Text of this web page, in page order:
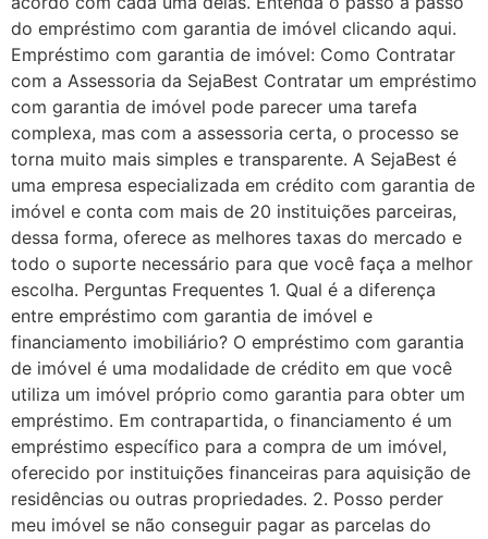
do empréstimo com garantia de imóvel clicando aqui.
Empréstimo com garantia de imóvel: Como Contratar
com a Assessoria da SejaBest Contratar um empréstimo
com garantia de imóvel pode parecer uma tarefa
complexa, mas com a assessoria certa, o processo se
torna muito mais simples e transparente. A SejaBest é
uma empresa especializada em crédito com garantia de
imóvel e conta com mais de 20 instituições parceiras,
dessa forma, oferece as melhores taxas do mercado e
todo o suporte necessário para que você faça a melhor
escolha. Perguntas Frequentes 1. Qual é a diferença
entre empréstimo com garantia de imóvel e
financiamento imobiliário? O empréstimo com garantia
de imóvel é uma modalidade de crédito em que você
utiliza um imóvel próprio como garantia para obter um
empréstimo. Em contrapartida, o financiamento é um
empréstimo específico para a compra de um imóvel,
oferecido por instituições financeiras para aquisição de
residências ou outras propriedades. 2. Posso perder
meu imóvel se não conseguir pagar as parcelas do